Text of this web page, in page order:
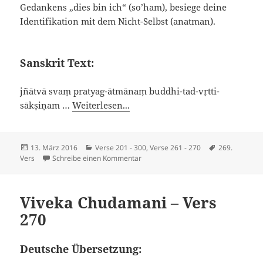
Gedankens „dies bin ich“ (so’ham), besiege deine
Identifikation mit dem Nicht-Selbst (anatman).
Sanskrit Text:
jñātvā svaṃ pratyag-ātmānaṃ buddhi-tad-vṛtti-
sākṣiṇam …Weiterlesen...
Veröffentlicht
am
13. März 2016 Kategorien
Verse 201 - 300,Verse 261 - 270 Schlagwörter
269.
Vers
Schreibe einen Kommentarzu Viveka Chudamani – Vers 269
Viveka Chudamani – Vers
270
Deutsche Übersetzung: